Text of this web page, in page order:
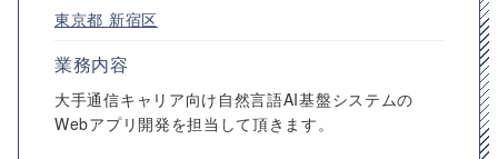
東京都 新宿区
業務内容
大手通信キャリア向け自然言語AI基盤システムの
Webアプリ開発を担当して頂きます。